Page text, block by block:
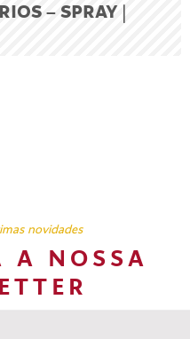
– SPRAY |
novidades
A NOSSA